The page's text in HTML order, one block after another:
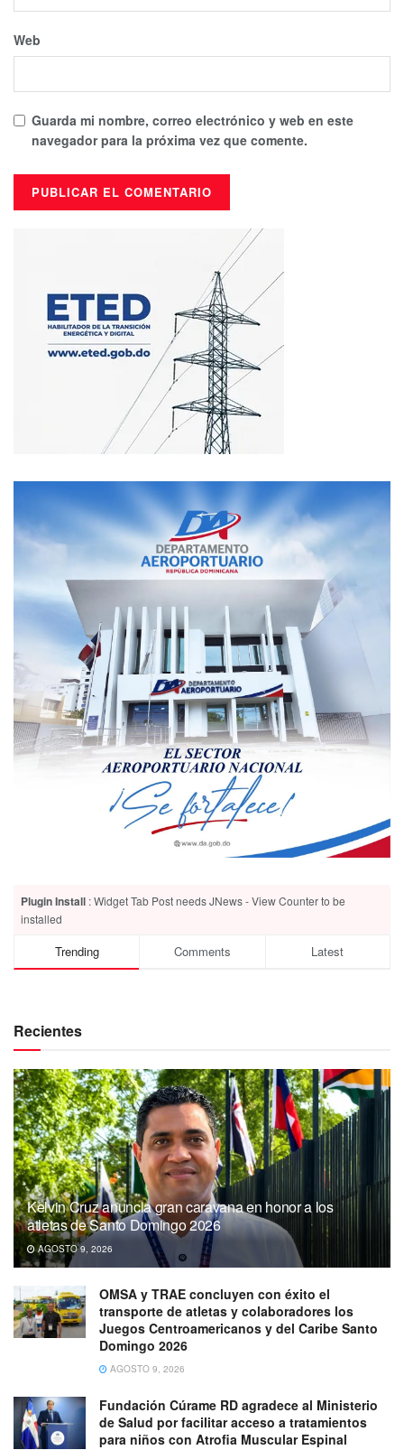
Web
Guarda mi nombre, correo electrónico y web en este
navegador para la próxima vez que comente.
Plugin Install : Widget Tab Post needs JNews - View Counter to be
installed
Trending Comments Latest
Recientes
Kelvin Cruz anuncia gran caravana en honor a los
atletas de Santo Domingo 2026
AGOSTO 9, 2026
OMSA y TRAE concluyen con éxito el
transporte de atletas y colaboradores los
Juegos Centroamericanos y del Caribe Santo
Domingo 2026
AGOSTO 9, 2026
Fundación Cúrame RD agradece al Ministerio
de Salud por facilitar acceso a tratamientos
para niños con Atrofia Muscular Espinal